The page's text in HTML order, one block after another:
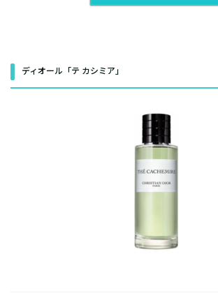
ディオール「テ カシミア」